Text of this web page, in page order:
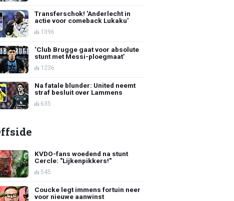
Transferschok! 'Anderlecht in
actie voor comeback Lukaku'
1396
‘Club Brugge gaat voor absolute
stunt met Messi-ploegmaat’
1236
Na fatale blunder: United neemt
straf besluit over Lammens
635
KVDO-fans woedend na stunt
Cercle: "Lijkenpikkers!"
545
Coucke legt immens fortuin neer
voor nieuwe aanwinst